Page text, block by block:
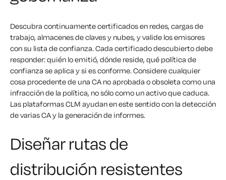
Descubra continuamente certificados en redes, cargas de
trabajo, almacenes de claves y nubes, y valide los emisores
con su lista de confianza. Cada certificado descubierto debe
responder: quién lo emitió, dónde reside, qué política de
confianza se aplica y si es conforme. Considere cualquier
cosa procedente de una CA no aprobada o obsoleta como una
infracción de la política, no sólo como un activo que caduca.
Las plataformas CLM ayudan en este sentido con la detección
de varias CA y la generación de informes.
Diseñar rutas de
distribución resistentes